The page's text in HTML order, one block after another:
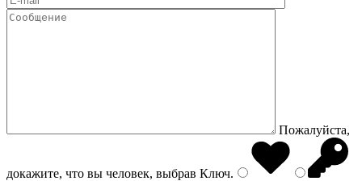
Пожалуйста,
докажите, что вы человек, выбрав Ключ.